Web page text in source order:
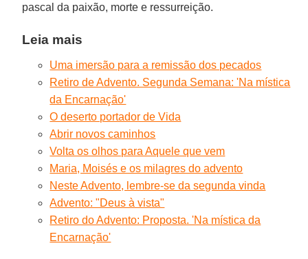
pascal da paixão, morte e ressurreição.
Leia mais
Uma imersão para a remissão dos pecados
Retiro de Advento. Segunda Semana: 'Na mística
da Encarnação'
O deserto portador de Vida
Abrir novos caminhos
Volta os olhos para Aquele que vem
Maria, Moisés e os milagres do advento
Neste Advento, lembre-se da segunda vinda
Advento: "Deus à vista"
Retiro do Advento: Proposta. 'Na mística da
Encarnação'